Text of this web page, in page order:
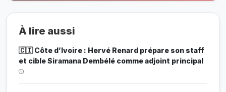
À lire aussi
🇨🇮 Côte d’Ivoire : Hervé Renard prépare son staff
et cible Siramana Dembélé comme adjoint principal